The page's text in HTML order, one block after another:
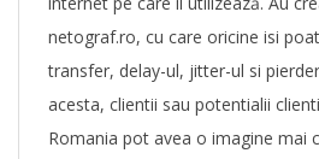
netograf.ro, cu care oricine isi
transfer, delay-ul, jitter-ul si
acesta, clientii sau potentialii
Romania pot avea o imagine mai